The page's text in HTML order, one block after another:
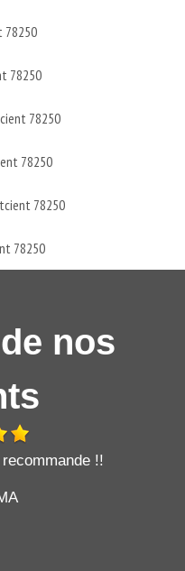
78250
78250
78250
78250
78250
78250
nos
!!